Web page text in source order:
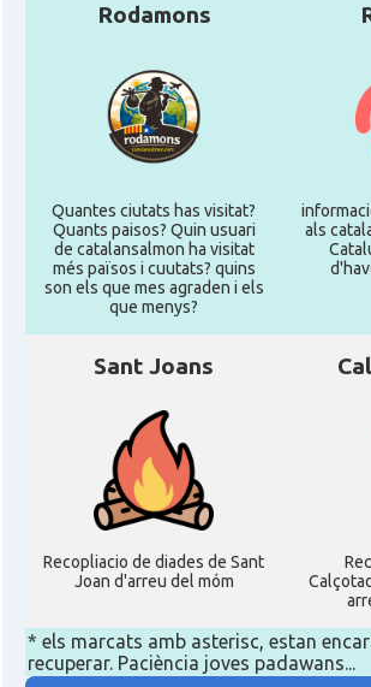
Rodamons
Quantes ciutats has visitat?
Quants paisos? Quin usuari
de catalansalmon ha visitat
més països i cuutats? quins
son els que mes agraden i els
que menys?
als
Sant Joans
Recopliacio de diades de Sant
Joan d'arreu del móm
* els marcats amb asterisc, estan
recuperar. Paciència joves padawans...